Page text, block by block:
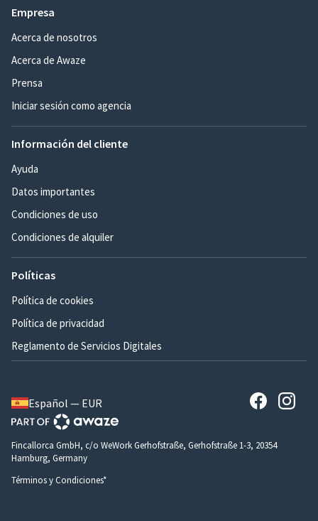
Empresa
Acerca de nosotros
Acerca de Awaze
Prensa
Iniciar sesión como agencia
Información del cliente
Ayuda
Datos importantes
Condiciones de uso
Condiciones de alquiler
Políticas
Política de cookies
Política de privacidad
Reglamento de Servicios Digitales
Español — EUR
Fincallorca GmbH, c/o WeWork Gerhofstraße, Gerhofstraße 1-3, 20354
Hamburg, Germany
Términos y Condiciones*